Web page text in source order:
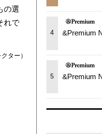
の選
れで
ター）
4 &Premium
5 &Premium